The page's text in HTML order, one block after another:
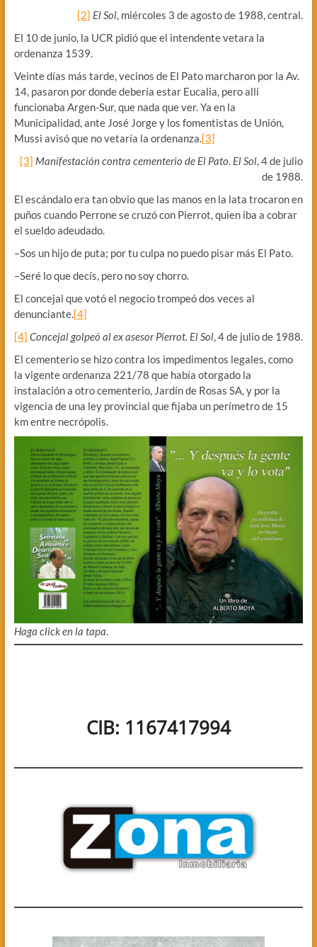
[2] El Sol, miércoles 3 de agosto de 1988, central.
El 10 de junio, la UCR pidió que el intendente vetara la
ordenanza 1539.
Veinte días más tarde, vecinos de El Pato marcharon por la Av.
14, pasaron por donde debería estar Eucalia, pero allí
funcionaba Argen-Sur, que nada que ver. Ya en la
Municipalidad, ante José Jorge y los fomentistas de Unión,
Mussi avisó que no vetaría la ordenanza.[3]
[3] Manifestación contra cementerio de El Pato. El Sol, 4 de julio
de 1988.
El escándalo era tan obvio que las manos en la lata trocaron en
puños cuando Perrone se cruzó con Pierrot, quien iba a cobrar
el sueldo adeudado.
–Sos un hijo de puta; por tu culpa no puedo pisar más El Pato.
–Seré lo que decís, pero no soy chorro.
El concejal que votó el negocio trompeó dos veces al
denunciante.[4]
[4] Concejal golpeó al ex asesor Pierrot. El Sol, 4 de julio de 1988.
El cementerio se hizo contra los impedimentos legales, como
la vigente ordenanza 221/78 que había otorgado la
instalación a otro cementerio, Jardín de Rosas SA, y por la
vigencia de una ley provincial que fijaba un perímetro de 15
km entre necrópolis.
Haga click en la tapa.
CIB: 1167417994